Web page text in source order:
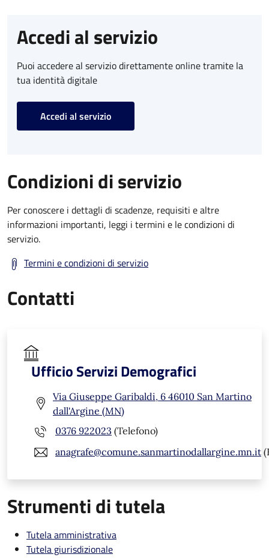
Accedi al servizio
Puoi accedere al servizio direttamente online tramite la
tua identità digitale
Accedi al servizio
Condizioni di servizio
Per conoscere i dettagli di scadenze, requisiti e altre
informazioni importanti, leggi i termini e le condizioni di
servizio.
Termini e condizioni di servizio
Contatti
Ufficio Servizi Demografici
Via Giuseppe Garibaldi, 6 46010 San Martino
dall'Argine (MN)
0376 922023 (Telefono)
anagrafe@comune.sanmartinodallargine.mn.it
Strumenti di tutela
Tutela amministrativa
Tutela giurisdizionale